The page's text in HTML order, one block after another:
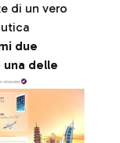
di un vero
due
delle